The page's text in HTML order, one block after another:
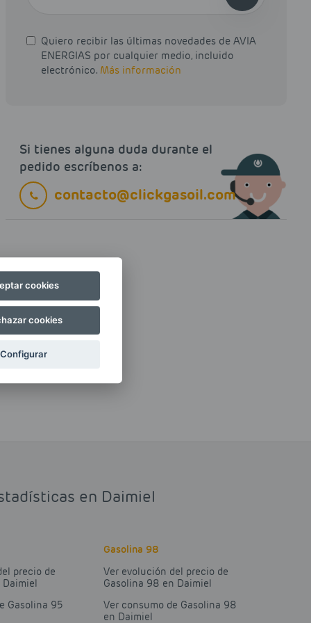
Quiero recibir las últimas novedades de AVIA
ENERGIAS por cualquier medio, incluido
electrónico. Más información
Si tienes alguna duda durante el
pedido escríbenos a:
contacto@clickgasoil.com
en Daimiel
precio de
Daimiel
Gasolina 95
Gasolina 98
Ver evolución del precio de
Gasolina 98 en Daimiel
Ver consumo de Gasolina 98
en Daimiel
cookies
cookies
Configurar